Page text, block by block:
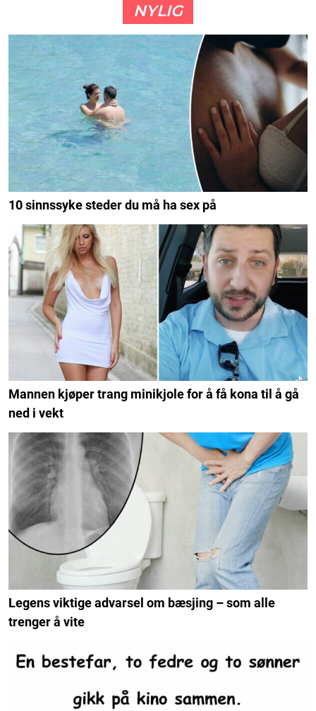
NYLIG
10 sinnssyke steder du må ha sex på
Mannen kjøper trang minikjole for å få kona til å gå
ned i vekt
Legens viktige advarsel om bæsjing – som alle
trenger å vite